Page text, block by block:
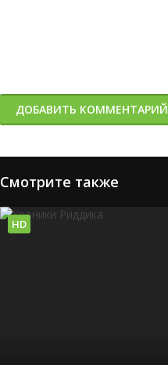
ДОБАВИТЬ КОММЕНТАРИЙ
Смотрите также
HD